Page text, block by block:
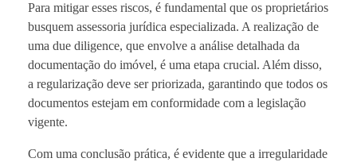
Para mitigar esses riscos, é fundamental que os proprietários
busquem assessoria jurídica especializada. A realização de
uma due diligence, que envolve a análise detalhada da
documentação do imóvel, é uma etapa crucial. Além disso,
a regularização deve ser priorizada, garantindo que todos os
documentos estejam em conformidade com a legislação
vigente.
Com uma conclusão prática, é evidente que a irregularidade